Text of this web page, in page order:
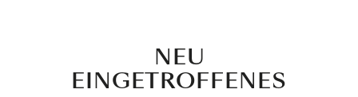
NEU
EINGETROFFENES